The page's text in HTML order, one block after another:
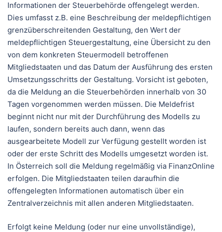
Informationen der Steuerbehörde offengelegt werden.
Dies umfasst z.B. eine Beschreibung der meldepflichtigen
grenzüberschreitenden Gestaltung, den Wert der
meldepflichtigen Steuergestaltung, eine Übersicht zu den
von dem konkreten Steuermodell betroffenen
Mitgliedstaaten und das Datum der Ausführung des ersten
Umsetzungsschritts der Gestaltung. Vorsicht ist geboten,
da die Meldung an die Steuerbehörden innerhalb von 30
Tagen vorgenommen werden müssen. Die Meldefrist
beginnt nicht nur mit der Durchführung des Modells zu
laufen, sondern bereits auch dann, wenn das
ausgearbeitete Modell zur Verfügung gestellt worden ist
oder der erste Schritt des Modells umgesetzt worden ist.
In Österreich soll die Meldung regelmäßig via FinanzOnline
erfolgen. Die Mitgliedstaaten teilen daraufhin die
offengelegten Informationen automatisch über ein
Zentralverzeichnis mit allen anderen Mitgliedstaaten.
Erfolgt keine Meldung (oder nur eine unvollständige),